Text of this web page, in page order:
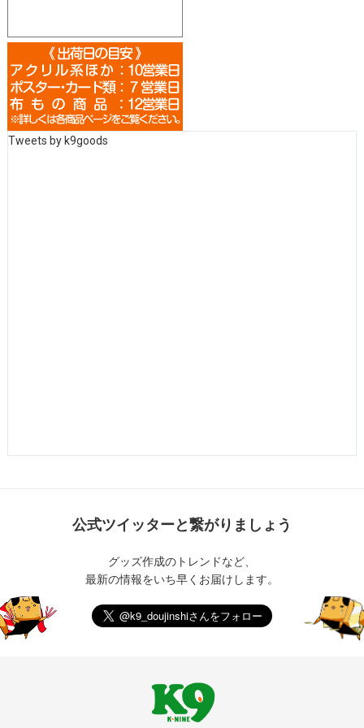
Tweets by k9goods
公式ツイッターと繋がりましょう
グッズ作成のトレンドなど、
最新の情報をいち早くお届けします。